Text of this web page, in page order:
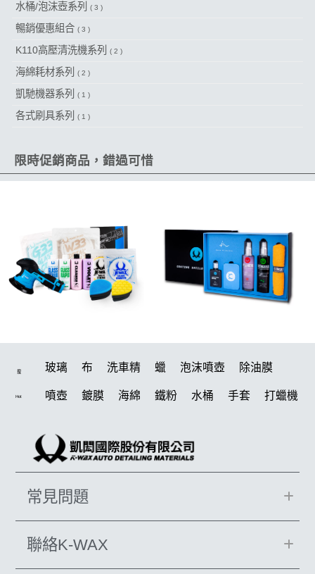
水桶/泡沫壺系列 ( 3 )
暢銷優惠組合 ( 3 )
K110高壓清洗機系列 ( 2 )
海綿耗材系列 ( 2 )
凱馳機器系列 ( 1 )
各式刷具系列 ( 1 )
限時促銷商品，錯過可惜
搜
Hot
玻璃 布 洗車精 蠟 泡沫噴壺 除油膜
噴壺 鍍膜 海綿 鐵粉 水桶 手套 打蠟機
吸水布 電動 打蠟棉 除油墨
吸水布推薦
柏油
常見問題
聯絡K-WAX